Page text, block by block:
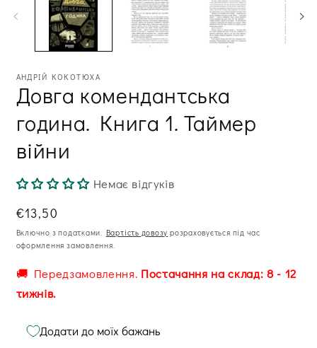
модальному
АНДРІЙ КОКОТЮХА
Довга комендантська
година. Книга 1. Таймер
війни
Немає відгуків
Звична
ціна
€13,50
Включно з податками. Вартість довозу розраховується під час
оформлення замовлення.
🚚 Передзамовлення. Постачання на склад: 8 - 12
тижнів.
Додати до моїх бажань